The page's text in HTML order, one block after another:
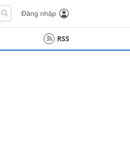
Đăng nhập
RSS